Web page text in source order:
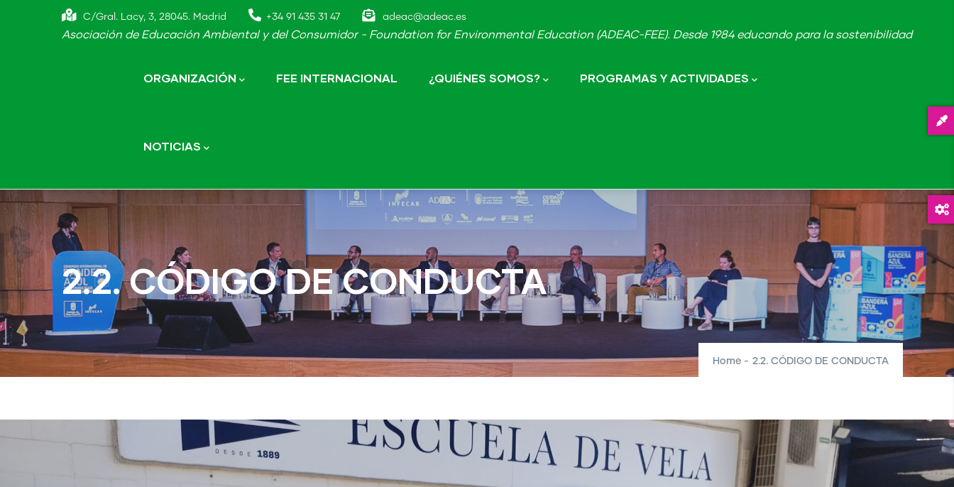
C/Gral. Lacy, 3, 28045. Madrid +34 91 435 31 47 adeac@adeac.es
Asociación de Educación Ambiental y del Consumidor - Foundation for Environmental Education (ADEAC-FEE). Desde 1984 educando para la sostenibilidad
navigation
ORGANIZACIÓN FEE INTERNACIONAL ¿QUIÉNES SOMOS? PROGRAMAS Y ACTIVIDADES
NOTICIAS
2.2. CÓDIGO DE CONDUCTA
Home - 2.2. CÓDIGO DE CONDUCTA